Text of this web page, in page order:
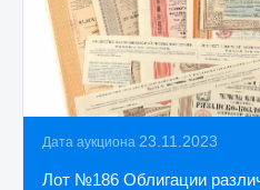
Дата аукциона 23.11.2023
Лот №186 Облигации